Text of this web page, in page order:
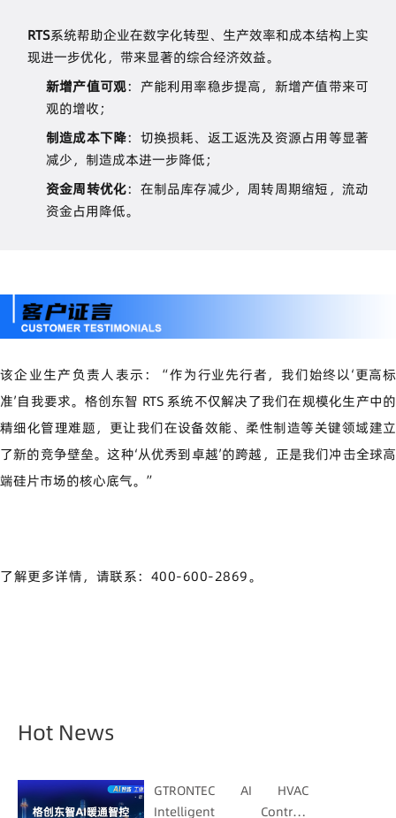
RTS系统帮助企业在数字化转型、生产效率和成本结构上实
现进一步优化，带来显著的综合经济效益。
新增产值可观：产能利用率稳步提高，新增产值带来可
观的增收；
制造成本下降：切换损耗、返工返洗及资源占用等显著
减少，制造成本进一步降低；
资金周转优化：在制品库存减少，周转周期缩短，流动
资金占用降低。
该企业生产负责人表示： “作为行业先行者，我们始终以‘更高标
准’自我要求。格创东智 RTS 系统不仅解决了我们在规模化生产中的
精细化管理难题，更让我们在设备效能、柔性制造等关键领域建立
了新的竞争壁垒。这种‘从优秀到卓越’的跨越，正是我们冲击全球高
端硅片市场的核心底气。 ”
了解更多详情，请联系：400-600-2869。
Hot News
GTRONTEC AI HVAC
Intelligent Control: